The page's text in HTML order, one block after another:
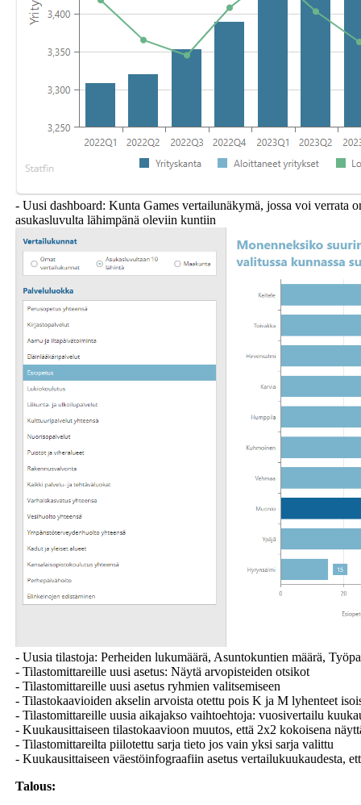
- Uusi dashboard: Kunta Games vertailunäkymä, jossa voi
asukasluvulta lähimpänä oleviin kuntiin
- Uusia tilastoja: Perheiden lukumäärä, Asuntokuntien määrä,
- Tilastomittareille uusi asetus: Näytä arvopisteiden otsikot
- Tilastomittareille uusi asetus ryhmien valitsemiseen
- Tilastokaavioiden akselin arvoista otettu pois K ja M lyhenteet
- Tilastomittareille uusia aikajakso vaihtoehtoja: vuosivertailu
- Kuukausittaiseen tilastokaavioon muutos, että 2x2 kokoisena
- Tilastomittareilta piilotettu sarja tieto jos vain yksi sarja valittu
- Kuukausittaiseen väestöinfograafiin asetus vertailukuukaudesta,
Talous: